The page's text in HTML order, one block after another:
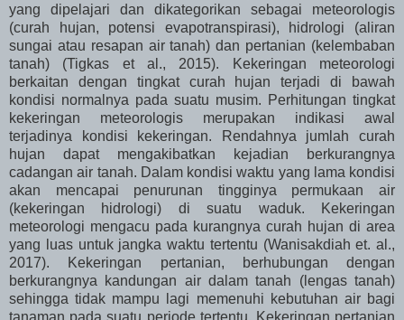
yang dipelajari dan dikategorikan sebagai meteorologis
(curah hujan, potensi evapotranspirasi), hidrologi (aliran
sungai atau resapan air tanah) dan pertanian (kelembaban
tanah) (Tigkas et al., 2015). Kekeringan meteorologi
berkaitan dengan tingkat curah hujan terjadi di bawah
kondisi normalnya pada suatu musim. Perhitungan tingkat
kekeringan meteorologis merupakan indikasi awal
terjadinya kondisi kekeringan. Rendahnya jumlah curah
hujan dapat mengakibatkan kejadian berkurangnya
cadangan air tanah. Dalam kondisi waktu yang lama kondisi
akan mencapai penurunan tingginya permukaan air
(kekeringan hidrologi) di suatu waduk. Kekeringan
meteorologi mengacu pada kurangnya curah hujan di area
yang luas untuk jangka waktu tertentu (Wanisakdiah et. al.,
2017). Kekeringan pertanian, berhubungan dengan
berkurangnya kandungan air dalam tanah (lengas tanah)
sehingga tidak mampu lagi memenuhi kebutuhan air bagi
tanaman pada suatu periode tertentu. Kekeringan pertanian